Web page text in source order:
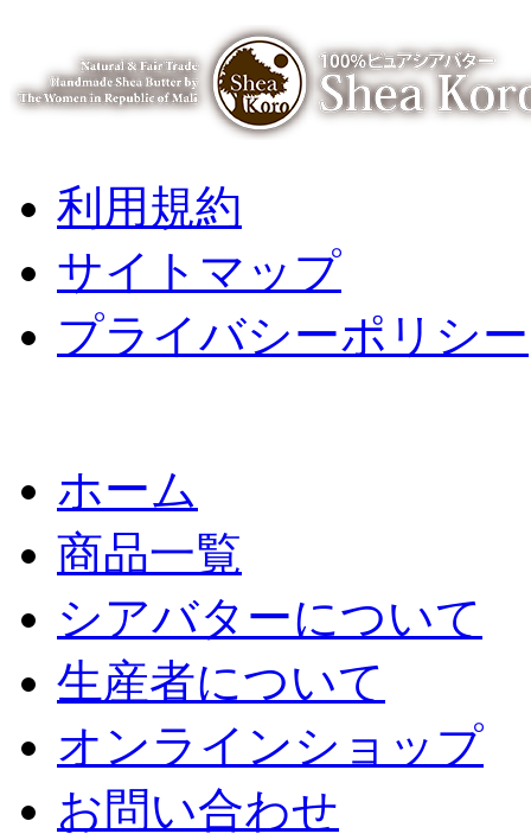
利用規約
サイトマップ
プライバシーポリシー
ホーム
商品一覧
シアバターについて
生産者について
オンラインショップ
お問い合わせ